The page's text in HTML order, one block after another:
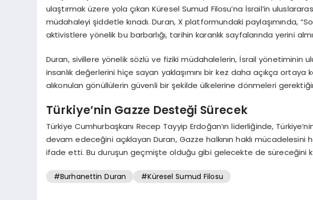
ulaştırmak üzere yola çıkan Küresel Sumud Filosu’na İsrail’in
müdahaleyi şiddetle kınadı. Duran, X platformundaki paylaşımında,
aktivistlere yönelik bu barbarlığı, tarihin karanlık sayfalarında yerini
Duran, sivillere yönelik sözlü ve fiziki müdahalelerin, İsrail yönetiminin
insanlık değerlerini hiçe sayan yaklaşımını bir kez daha açıkça
alıkonulan gönüllülerin güvenli bir şekilde ülkelerine dönmeleri
Türkiye’nin Gazze Desteği Sürecek
Türkiye Cumhurbaşkanı Recep Tayyip Erdoğan’ın liderliğinde,
devam edeceğini açıklayan Duran, Gazze halkının haklı mücadelesini
ifade etti. Bu duruşun geçmişte olduğu gibi gelecekte de süreceğini
#Burhanettin Duran #Küresel Sumud Filosu